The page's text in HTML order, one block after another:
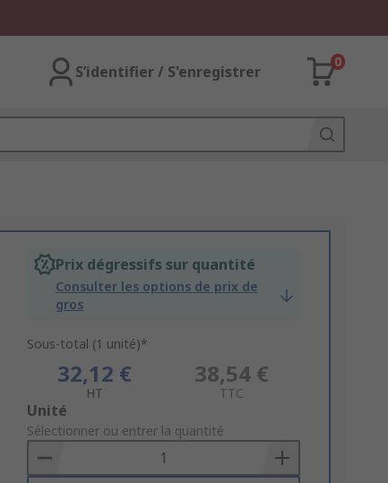
S’identifier / S'enregistrer
0
Prix dégressifs sur quantité
Consulter les options de prix de
gros
Sous-total (1 unité)*
32,12 €
HT
38,54 €
TTC
Add
to
Basket
Unité
Sélectionner ou entrer la quantité